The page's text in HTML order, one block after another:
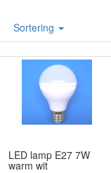
Sortering
LED lamp E27 7W
warm wit